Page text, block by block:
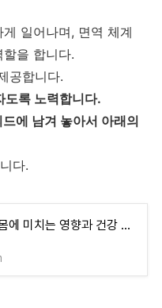
일어나며, 면역 체계
을 합니다.
공합니다.
도록 노력합니다.
에 남겨 놓아서 아래의
다.
수면 부족이 우리 몸에 미치는 영향과 건강 수면을 위한 십계명